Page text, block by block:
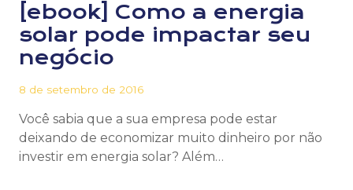
[ebook] Como a energia
solar pode impactar seu
negócio
8 de setembro de 2016
Você sabia que a sua empresa pode estar
deixando de economizar muito dinheiro por não
investir em energia solar? Além…